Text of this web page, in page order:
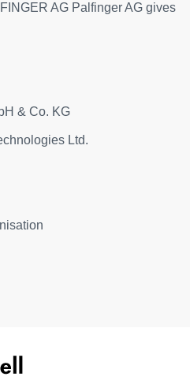
AG Palfinger AG gives
& Co. KG
Ltd.